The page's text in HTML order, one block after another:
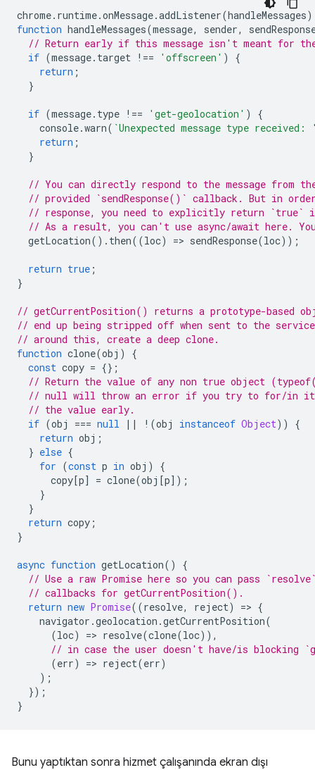
chrome. runtime.onMessage.addListener(handleMessages
function handleMessages(message, sender,
// Return early if this message isn't meant for the
if (message. target !== 'offscreen' )
{
return ;
}
if (message. type !== 'get-geolocation' )
{
console.warn( `Unexpected message type received:
return ;
}
// You can directly respond to the message from
// provided `sendResponse()` callback. But in
// response, you need to explicitly return `true` in
// As a result, you can't use async/await here.
getLocation(). then((loc) => sendResponse(loc));
return true ;
}
// getCurrentPosition() returns a prototype-based
// end up being stripped off when sent to the
// around this, create a deep clone.
function clone(obj )
{
const copy = {};
// Return the value of any non true object
// null will throw an error if you try to for/in
// the value early.
if (obj === null || ! (obj instanceof Object))
{
return obj ;
} else {
for (const p in obj )
{
copy[p] = clone(obj [p]);
}
}
return copy ;
}
async function getLocation()
{
// Use a raw Promise here so you can pass
// callbacks for getCurrentPosition().
return new Promise((resolve, reject) => {
navigator .geolocation .getCurrentPosition(
(loc) => resolve(clone(loc)),
// in case the user doesn't have/is blocking
(err) => reject(err)
);
});
}
Bunu yaptıktan sonra hizmet çalışanında ekran dışı